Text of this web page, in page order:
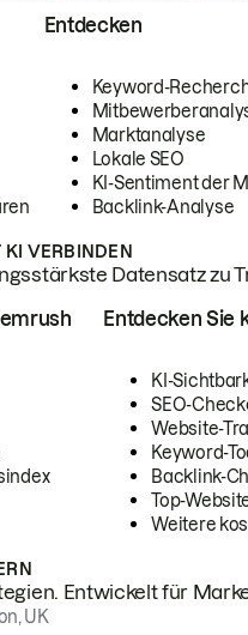
Entdecken
Keyword-
Marktanalyse
Lokale SEO
KI-Sentiment der
Backlink-Analyse
VERBINDEN
Datensatz zu
Entdecken Sie
KI-
SEO-
Website-
Keyword-
Backlink-
Top-
Weitere
Entwickelt für
UK